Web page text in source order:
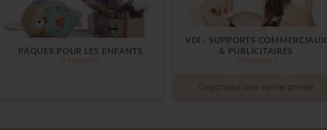
PÂQUES POUR LES ENFANTS
2 PRODUITS
VDI - SUPPORTS COMMERCIAUX
& PUBLICITAIRES
10 PRODUITS